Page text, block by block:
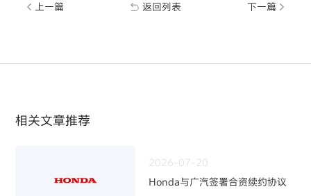
上一篇 返回列表 下一篇
相关文章推荐
2026-07-20
Honda与广汽签署合资续约协议